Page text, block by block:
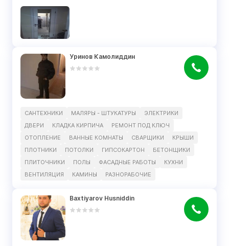
Уринов Камолиддин
САНТЕХНИКИ МАЛЯРЫ - ШТУКАТУРЫ
ЭЛЕКТРИКИ
ДВЕРИ
КЛАДКА КИРПИЧА
РЕМОНТ ПОД КЛЮЧ
ОТОПЛЕНИЕ
ВАННЫЕ КОМНАТЫ СВАРЩИКИ
КРЫШИ
ПЛОТНИКИ
ПОТОЛКИ ГИПСОКАРТОН
БЕТОНЩИКИ
ПЛИТОЧНИКИ
ПОЛЫ ФАСАДНЫЕ РАБОТЫ
КУХНИ
ВЕНТИЛЯЦИЯ
КАМИНЫ РАЗНОРАБОЧИЕ
Baxtiyarov Husniddin